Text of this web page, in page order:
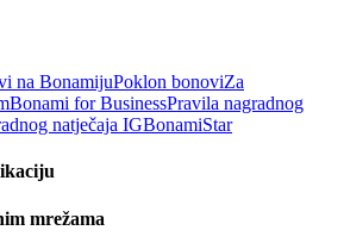
na BonamijuPoklon bonoviZa
Bonami for BusinessPravila nagradnog
natječaja IGBonamiStar
mrežama